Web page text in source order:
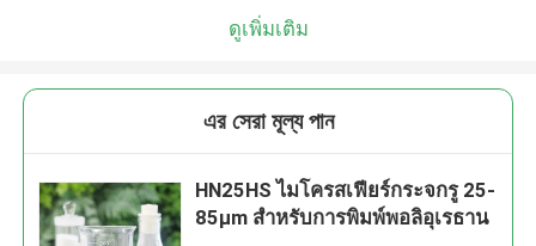
ดูเพิ่มเติม
এর সেরা মূল্য পান
HN25HS ไมโครสเฟียร์กระจกรู 25-
85μm สําหรับการพิมพ์พอลิอุเรธาน